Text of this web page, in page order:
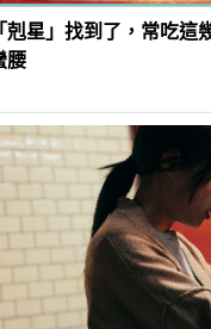
剋星」找到了，常吃這
腰